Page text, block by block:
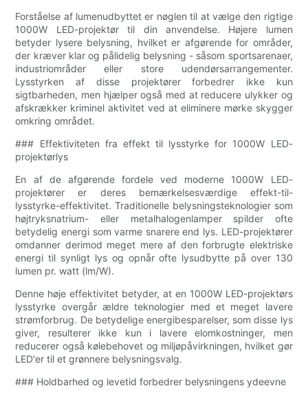
Forståelse af lumenudbyttet er nøglen til at vælge den rigtige
1000W LED-projektør til din anvendelse. Højere lumen
betyder lysere belysning, hvilket er afgørende for områder,
der kræver klar og pålidelig belysning - såsom sportsarenaer,
industriområder eller store udendørsarrangementer.
Lysstyrken af ​​disse projektører forbedrer ikke kun
sigtbarheden, men hjælper også med at reducere ulykker og
afskrækker kriminel aktivitet ved at eliminere mørke skygger
omkring området.
### Effektiviteten fra effekt til lysstyrke for 1000W LED-
projektørlys
En af de afgørende fordele ved moderne 1000W LED-
projektører er deres bemærkelsesværdige effekt-til-
lysstyrke-effektivitet. Traditionelle belysningsteknologier som
højtryksnatrium- eller metalhalogenlamper spilder ofte
betydelig energi som varme snarere end lys. LED-projektører
omdanner derimod meget mere af den forbrugte elektriske
energi til synligt lys og opnår ofte lysudbytte på over 130
lumen pr. watt (lm/W).
Denne høje effektivitet betyder, at en 1000W LED-projektørs
lysstyrke overgår ældre teknologier med et meget lavere
strømforbrug. De betydelige energibesparelser, som disse lys
giver, resulterer ikke kun i lavere elomkostninger, men
reducerer også kølebehovet og miljøpåvirkningen, hvilket gør
LED'er til et grønnere belysningsvalg.
### Holdbarhed og levetid forbedrer belysningens ydeevne